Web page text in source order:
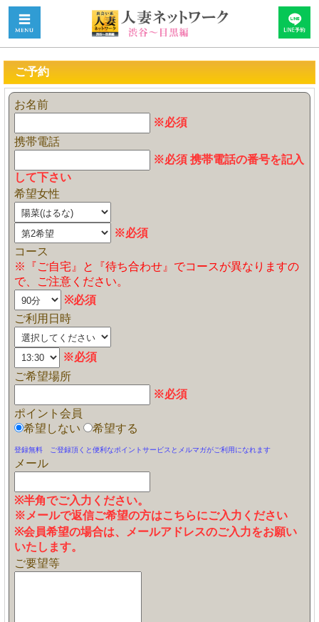
ご予約
お名前
※必須
携帯電話
※必須 携帯電話の番号を記入
して下さい
希望女性
※必須
コース
※『ご自宅』と『待ち合わせ』でコースが異なりますの
で、ご注意ください。
※必須
ご利用日時
※必須
ご希望場所
※必須
ポイント会員
希望しない
希望する
登録無料 ご登録頂くと便利なポイントサービスとメルマガがご利用になれます
メール
※半角でご入力ください。
※メールで返信ご希望の方はこちらにご入力ください
※会員希望の場合は、メールアドレスのご入力をお願い
いたします。
ご要望等